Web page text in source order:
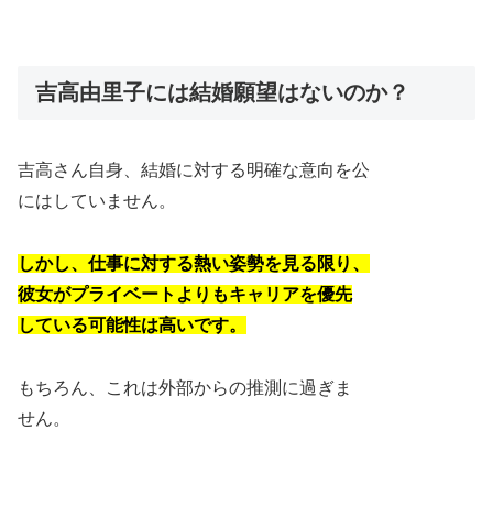
吉高由里子には結婚願望はないのか？
吉高さん自身、結婚に対する明確な意向を公
にはしていません。
しかし、仕事に対する熱い姿勢を見る限り、
彼女がプライベートよりもキャリアを優先
している可能性は高いです。
もちろん、これは外部からの推測に過ぎま
せん。